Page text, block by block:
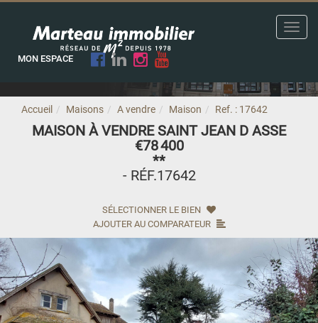
MON ESPACE
Accueil Maisons A vendre Maison Ref. : 17642
MAISON À VENDRE SAINT JEAN D ASSE
€78 400
**
- RÉF.17642
SÉLECTIONNER LE BIEN
AJOUTER AU COMPARATEUR